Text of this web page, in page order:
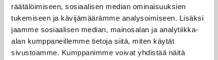
räätälöimiseen, sosiaalisen median ominaisuuksien
tukemiseen ja kävijämäärämme analysoimiseen. Lisäksi
jaamme sosiaalisen median, mainosalan ja analytiikka-
alan kumppaneillemme tietoja siitä, miten käytät
sivustoamme. Kumppanimme voivat yhdistää näitä